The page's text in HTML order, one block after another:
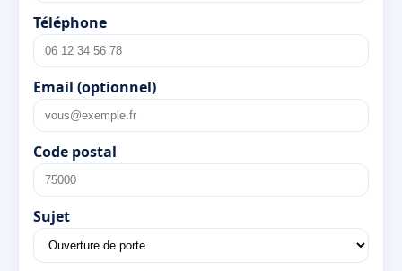
Téléphone
Email (optionnel)
Code postal
Sujet